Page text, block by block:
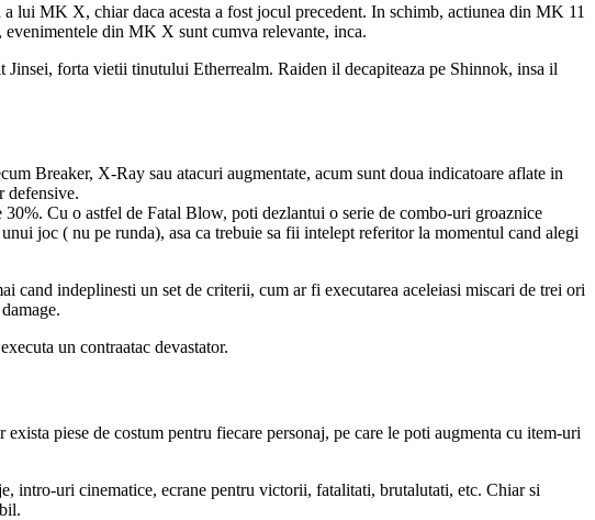
lui MK X, chiar daca acesta a fost jocul precedent. In schimb, actiunea din MK 11
din MK X sunt cumva relevante, inca.
forta vietii tinutului Etherrealm. Raiden il decapiteaza pe Shinnok, insa il
Breaker, X-Ray sau atacuri augmentate, acum sunt doua indicatoare aflate in
defensive.
Cu o astfel de Fatal Blow, poti dezlantui o serie de combo-uri groaznice
joc ( nu pe runda), asa ca trebuie sa fii intelept referitor la momentul cand alegi
indeplinesti un set de criterii, cum ar fi executarea aceleiasi miscari de trei ori
un contraatac devastator.
piese de costum pentru fiecare personaj, pe care le poti augmenta cu item-uri
intro-uri cinematice, ecrane pentru victorii, fatalitati, brutalutati, etc. Chiar si